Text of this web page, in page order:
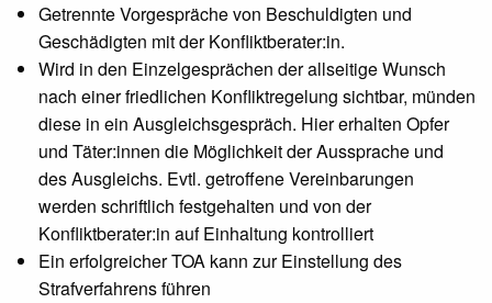
Getrennte Vorgespräche von Beschuldigten und
Geschädigten mit der Konfliktberater:in.
Wird in den Einzelgesprächen der allseitige Wunsch
nach einer friedlichen Konfliktregelung sichtbar, münden
diese in ein Ausgleichsgespräch. Hier erhalten Opfer
und Täter:innen die Möglichkeit der Aussprache und
des Ausgleichs. Evtl. getroffene Vereinbarungen
werden schriftlich festgehalten und von der
Konfliktberater:in auf Einhaltung kontrolliert
Ein erfolgreicher TOA kann zur Einstellung des
Strafverfahrens führen